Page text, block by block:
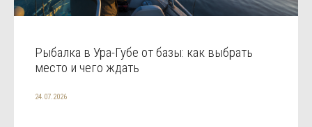
Рыбалка в Ура-Губе от базы: как выбрать
место и чего ждать
24.07.2026